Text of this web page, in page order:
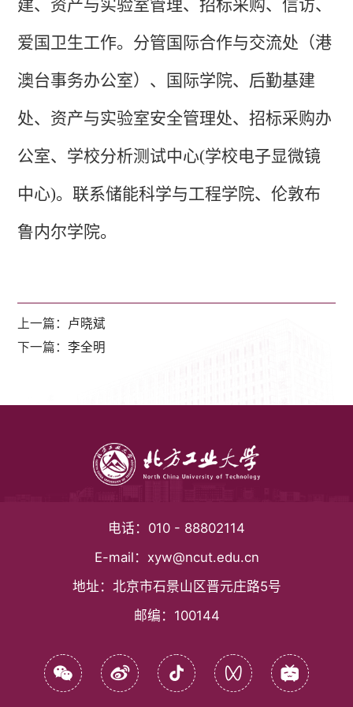
建、资产与实验室管理、招标采购、信访、
爱国卫生工作。 分管国际合作与交流处（港
澳台事务办公室）、国际学院、后勤基建
处、资产与实验室安全管理处、招标采购办
公室、学校分析测试中心(学校电子显微镜
中心)。 联系储能科学与工程学院、伦敦布
鲁内尔学院。
上一篇： 卢晓斌
下一篇：李全明
电话： 010 - 88802114
E-mail： xyw@ncut.edu.cn
地址： 北京市石景山区晋元庄路5号
邮编： 100144